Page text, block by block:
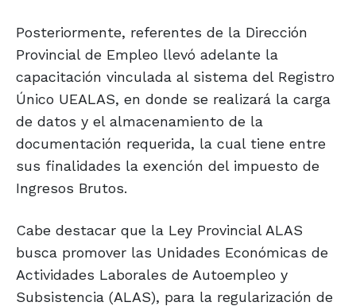
Posteriormente, referentes de la Dirección
Provincial de Empleo llevó adelante la
capacitación vinculada al sistema del Registro
Único UEALAS, en donde se realizará la carga
de datos y el almacenamiento de la
documentación requerida, la cual tiene entre
sus finalidades la exención del impuesto de
Ingresos Brutos.
Cabe destacar que la Ley Provincial ALAS
busca promover las Unidades Económicas de
Actividades Laborales de Autoempleo y
Subsistencia (ALAS), para la regularización de